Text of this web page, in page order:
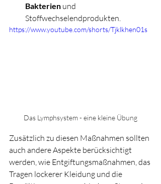
Bakterien und
Stoffwechselendprodukten.
https://www.youtube.com/shorts/Tjklkhen01s
Das Lymphsystem - eine kleine Übung
Zusätzlich zu diesen Maßnahmen sollten
auch andere Aspekte berücksichtigt
werden, wie Entgiftungsmaßnahmen, das
Tragen lockerer Kleidung und die